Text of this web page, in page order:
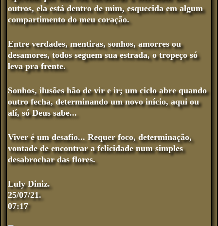
outros, ela está dentro de mim, esquecida em algum
compartimento do meu coração.
Entre verdades, mentiras, sonhos, amorres ou
desamores, todos seguem sua estrada, o tropeço só
leva pra frente.
Sonhos, ilusões hão de vir e ir; um ciclo abre quando
outro fecha, determinando um novo início, aqui ou
alí, só Deus sabe...
Viver é um desafio... Requer foco, determinação,
vontade de encontrar a felicidade num simples
desabrochar das flores.
Luly Diniz.
25/07/21.
07:17